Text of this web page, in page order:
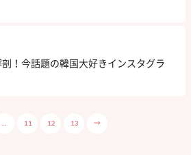
！今話題の韓国大好きインスタグラ
11 12 13 →